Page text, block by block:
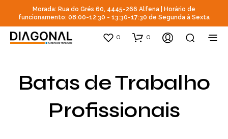
Morada: Rua do Grés 60, 4445-266 Alfena | Horário de
funcionamento: 08:00-12:30 - 13:30-17:30 de Segunda à Sexta
0 0
Batas de Trabalho
Profissionais